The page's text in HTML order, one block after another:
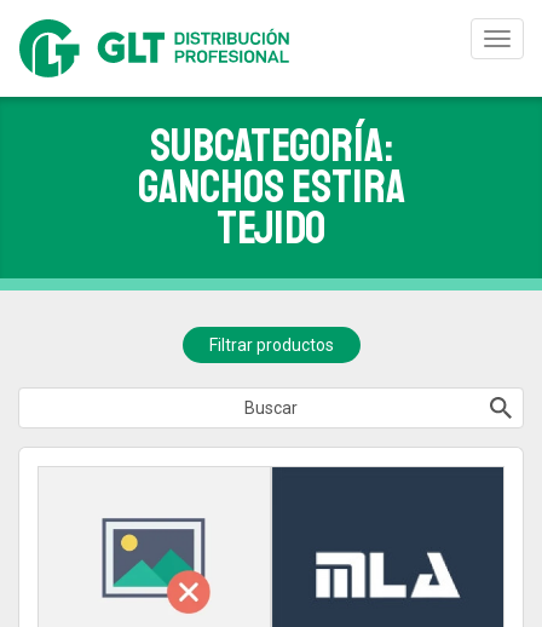
Subcategoría:
GANCHOS ESTIRA
TEJIDO
Filtrar productos